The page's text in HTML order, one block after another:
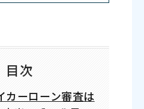
目次
カーローン審査は